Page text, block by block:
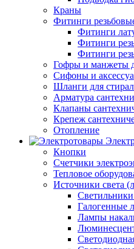
Краны
Фитинги
Фитинги
Фитинги
Фитинги
Гофры и манжеты
Сифоны и
Шланги для
Арматура
Клапаны
Крепеж
Отопление
Кнопки
Счетчики
Тепловое
Источники света
Галогенные
Лампы